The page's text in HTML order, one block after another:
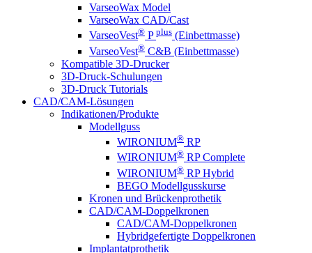
VarseoWax Model
VarseoWax CAD/Cast
VarseoVest® P plus (Einbettmasse)
VarseoVest® C&B (Einbettmasse)
Kompatible 3D-Drucker
3D-Druck-Schulungen
3D-Druck Tutorials
CAD/CAM-Lösungen
Indikationen/Produkte
Modellguss
WIRONIUM® RP
WIRONIUM® RP Complete
WIRONIUM® RP Hybrid
BEGO Modellgusskurse
Kronen und Brückenprothetik
CAD/CAM-Doppelkronen
CAD/CAM-Doppelkronen
Hybridgefertigte Doppelkronen
Implantatprothetik